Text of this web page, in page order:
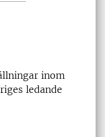
inom
ledande